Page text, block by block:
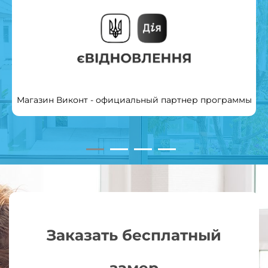
Магазин Виконт - официальный партнер программы
Заказать бесплатный